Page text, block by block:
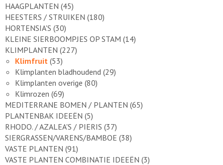
HAAGPLANTEN (45)
HEESTERS / STRUIKEN (180)
HORTENSIA'S (30)
KLEINE SIERBOOMPJES OP STAM (14)
KLIMPLANTEN (227)
Klimfruit (53)
Klimplanten bladhoudend (29)
Klimplanten overige (80)
Klimrozen (69)
MEDITERRANE BOMEN / PLANTEN (65)
PLANTENBAK IDEEËN (5)
RHODO. / AZALEA'S / PIERIS (37)
SIERGRASSEN/VARENS/BAMBOE (38)
VASTE PLANTEN (91)
VASTE PLANTEN COMBINATIE IDEEËN (3)